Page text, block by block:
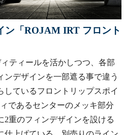
ン「ROJAM IRT フロント
ティールを活かしつつ、各部
ンデザインを一部遮る事で違う
ているフロントリップスポイ
であるセンターのメッキ部分
2重のフィンデザインを設ける